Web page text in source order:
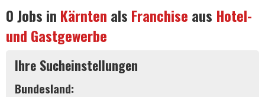
0Jobs in Kärnten als Franchise aus Hotel-
und Gastgewerbe
Ihre Sucheinstellungen
Bundesland: